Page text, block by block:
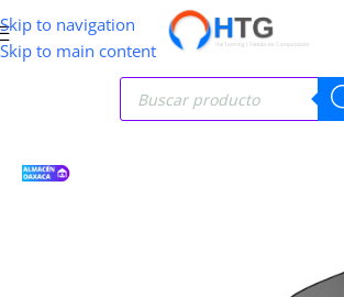
Skip to navigation
Skip to main content